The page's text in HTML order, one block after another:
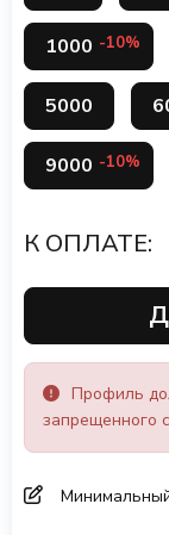
1000 -10%
5000
9000 -10%
К ОПЛАТЕ:
Профиль
запрещенного